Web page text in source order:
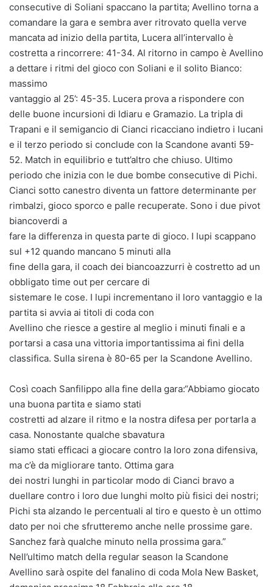
consecutive di Soliani spaccano la partita; Avellino torna a
comandare la gara e sembra aver ritrovato quella verve
mancata ad inizio della partita, Lucera all’intervallo è
costretta a rincorrere: 41-34. Al ritorno in campo è Avellino
a dettare i ritmi del gioco con Soliani e il solito Bianco:
massimo
vantaggio al 25’: 45-35. Lucera prova a rispondere con
delle buone incursioni di Idiaru e Gramazio. La tripla di
Trapani e il semigancio di Cianci ricacciano indietro i lucani
e il terzo periodo si conclude con la Scandone avanti 59-
52. Match in equilibrio e tutt’altro che chiuso. Ultimo
periodo che inizia con le due bombe consecutive di Pichi.
Cianci sotto canestro diventa un fattore determinante per
rimbalzi, gioco sporco e palle recuperate. Sono i due pivot
biancoverdi a
fare la differenza in questa parte di gioco. I lupi scappano
sul +12 quando mancano 5 minuti alla
fine della gara, il coach dei biancoazzurri è costretto ad un
obbligato time out per cercare di
sistemare le cose. I lupi incrementano il loro vantaggio e la
partita si avvia ai titoli di coda con
Avellino che riesce a gestire al meglio i minuti finali e a
portarsi a casa una vittoria importantissima ai fini della
classifica. Sulla sirena è 80-65 per la Scandone Avellino.
Così coach Sanfilippo alla fine della gara:“Abbiamo giocato
una buona partita e siamo stati
costretti ad alzare il ritmo e la nostra difesa per portarla a
casa. Nonostante qualche sbavatura
siamo stati efficaci a giocare contro la loro zona difensiva,
ma c’è da migliorare tanto. Ottima gara
dei nostri lunghi in particolar modo di Cianci bravo a
duellare contro i loro due lunghi molto più fisici dei nostri;
Pichi sta alzando le percentuali al tiro e questo è un ottimo
dato per noi che sfrutteremo anche nelle prossime gare.
Sanchez farà qualche minuto nella prossima gara.”
Nell’ultimo match della regular season la Scandone
Avellino sarà ospite del fanalino di coda Mola New Basket,